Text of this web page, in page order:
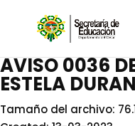
AVISO 0036
ESTELA DURAN
Tamaño del archivo: